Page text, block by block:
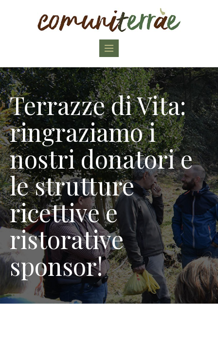
Toggle
Terrazze di Vita:
ringraziamo i
nostri donatori e
le strutture
ricettive e
ristorative
sponsor!